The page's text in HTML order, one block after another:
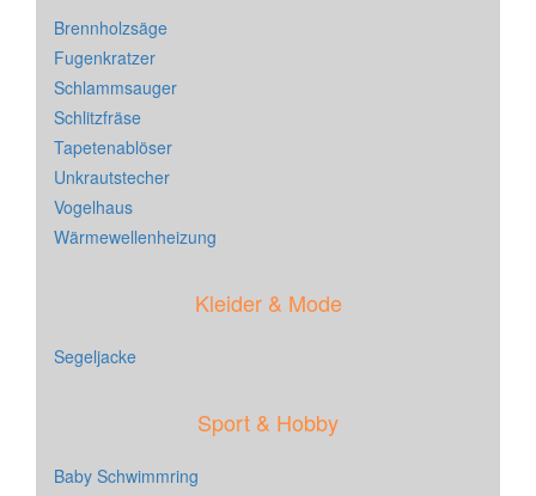
Brennholzsäge
Fugenkratzer
Schlammsauger
Schlitzfräse
Tapetenablöser
Unkrautstecher
Vogelhaus
Wärmewellenheizung
Kleider & Mode
Segeljacke
Sport & Hobby
Baby Schwimmring